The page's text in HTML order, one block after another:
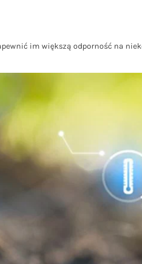
im większą odporność na